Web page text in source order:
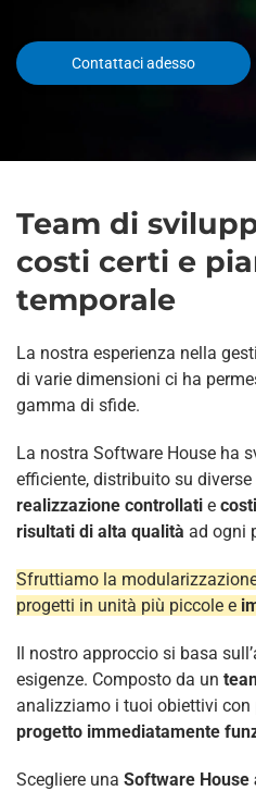
Contattaci adesso
Team di
costi certi e
temporale
La nostra esperienza nella
di varie dimensioni ci ha
gamma di sfide.
La nostra Software House ha
efficiente, distribuito su
realizzazione controllati e
risultati di alta qualità ad ogni
Sfruttiamo la
progetti in unità più piccole e
Il nostro approccio si basa
esigenze. Composto da un
analizziamo i tuoi obiettivi con
progetto immediatamente
Scegliere una Software House